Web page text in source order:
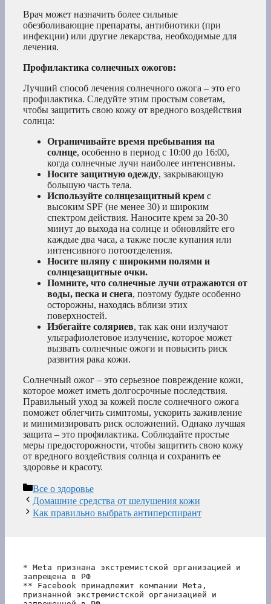
Врач может назначить более сильные
обезболивающие препараты, антибиотики (при
инфекции) или другие лекарства, необходимые для
лечения.
Профилактика солнечных ожогов:
Лучший способ лечения солнечного ожога – это его
профилактика. Следуйте этим простым советам,
чтобы защитить свою кожу от вредного воздействия
солнца:
Ограничивайте время пребывания на
солнце, особенно в период с 10:00 до 16:00,
когда солнечные лучи наиболее интенсивны.
Носите защитную одежду, закрывающую
большую часть тела.
Используйте солнцезащитный крем с
высоким SPF (не менее 30) и широким
спектром действия. Наносите крем за 20-30
минут до выхода на солнце и обновляйте его
каждые два часа, а также после купания или
интенсивного потоотделения.
Носите шляпу с широкими полями и
солнцезащитные очки.
Помните, что солнечные лучи отражаются от
воды, песка и снега, поэтому будьте особенно
осторожны, находясь вблизи этих
поверхностей.
Избегайте соляриев, так как они излучают
ультрафиолетовое излучение, которое может
вызвать солнечные ожоги и повысить риск
развития рака кожи.
Солнечный ожог – это серьезное повреждение кожи,
которое может иметь долгосрочные последствия.
Правильный уход за кожей после солнечного ожога
поможет облегчить симптомы, ускорить заживление
и минимизировать риск осложнений. Однако лучшая
защита – это профилактика. Соблюдайте простые
меры предосторожности, чтобы защитить свою кожу
от вредного воздействия солнца и сохранить ее
здоровье и красоту.
Рубрики
Все о здоровье
Домашние средства от шелушения кожи
Как правильно выбрать антиперспирант
* Meta признана экстремистской организацией и
запрещена в РФ
** Facebook принадлежит компании Meta,
признанной экстремистской организацией и